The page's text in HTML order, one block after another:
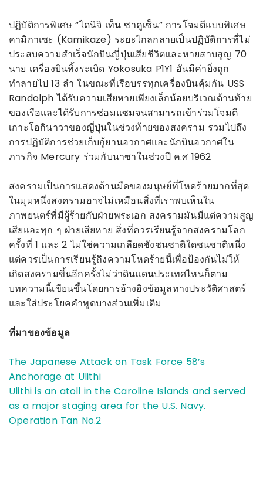
ปฏิบัติการพิเศษ “ไดนิจิ เท็น ซาคูเซ็น” การโจมตีแบบพิเศษ
คามิกาเซะ (Kamikaze) ระยะไกลกลายเป็นปฏิบัติการที่ไม่
ประสบความสำเร็จนักบินญี่ปุ่นเสียชีวิตและหายสาบสูญ 70
นาย เครื่องบินทิ้งระเบิด Yokosuka P1Y1 อันมีค่ายิ่งถูก
ทำลายไป 13 ลำ ในขณะที่เรือบรรทุกเครื่องบินคุ้มกัน USS
Randolph ได้รับความเสียหายเพียงเล็กน้อยบริเวณด้านท้าย
ของเรือและได้รับการซ่อมแซมจนสามารถเข้าร่วมโจมตี
เกาะโอกินาวาของญี่ปุ่นในช่วงท้ายของสงคราม รวมไปถึง
การปฏิบัติการช่วยเก็บกู้ยานอวกาศและนักบินอวกาศใน
ภารกิจ Mercury ร่วมกับนาซาในช่วงปี ค.ศ 1962
สงครามเป็นการแสดงด้านมืดของมนุษย์ที่โหดร้ายมากที่สุด
ในมุมหนึ่งสงครามอาจไม่เหมือนสิ่งที่เราพบเห็นใน
ภาพยนตร์ที่มีผู้ร้ายกับฝ่ายพระเอก สงครามมันมีแต่ความสูญ
เสียและทุก ๆ ฝ่ายเสียหาย สิ่งที่ควรเรียนรู้จากสงครามโลก
ครั้งที่ 1 และ 2 ไม่ใช่ความเกลียดชังชนชาติใดชนชาติหนึ่ง
แต่ควรเป็นการเรียนรู้ถึงความโหดร้ายนี้เพื่อป้องกันไม่ให้
เกิดสงครามขึ้นอีกครั้งไม่ว่าดินแดนประเทศไหนก็ตาม
บทความนี้เขียนขึ้นโดยการอ้างอิงข้อมูลทางประวัติศาสตร์
และใส่ประโยคคำพูดบางส่วนเพิ่มเติม
ที่มาของข้อมูล
The Japanese Attack on Task Force 58’s
Anchorage at Ulithi
Ulithi is an atoll in the Caroline Islands and served
as a major staging area for the U.S. Navy.
Operation Tan No.2